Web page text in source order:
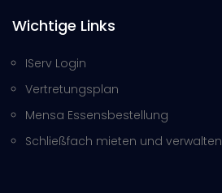
Wichtige Links
IServ Login
Vertretungsplan
Mensa Essensbestellung
Schließfach mieten und verwalten